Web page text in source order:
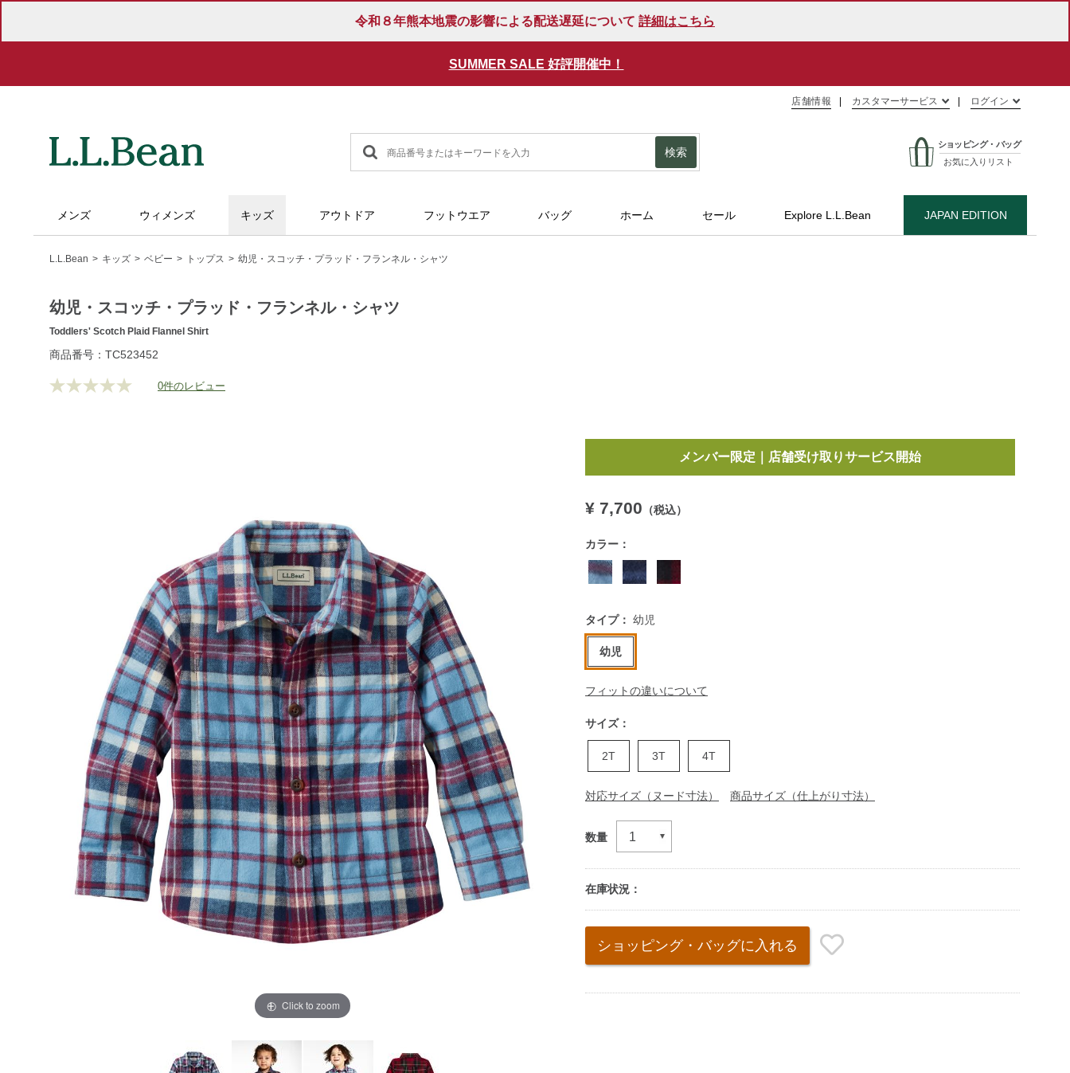
令和８年熊本地震の影響による配送遅延について 詳細はこちら
SUMMER SALE 好評開催中！
店舗情報 カスタマーサービス ログイン
検索
ショッピング・バッグ
お気に入りリスト
メンズ ウィメンズ キッズ アウトドア フットウエア バッグ ホーム セール Explore L.L.Bean JAPAN EDITION
L.L.Bean キッズ ベビー トップス 幼児・スコッチ・プラッド・フランネル・シャツ
幼児・スコッチ・プラッド・フランネル・シャツ
Toddlers' Scotch Plaid Flannel Shirt
https://www.llbean.co.jp/kids/babies/tops/g/P129759.html
商品番号：TC523452
評
0件のレビュー
Click to zoom
メンバー限定｜店舗受け取りサービス開始
￥5,000 (税込) 以上お買い上げで送料無料
¥ 7,700 （税込）
カラー：
タイプ： 幼児
幼児
フィットの違いについて
サイズ：
2T 3T 4T
対応サイズ（ヌード寸法） 商品サイズ（仕上がり寸法）
数量
在庫状況：
cart
options
ショッピング・バッグに入れる